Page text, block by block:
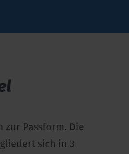
Passform. Die
sich in 3